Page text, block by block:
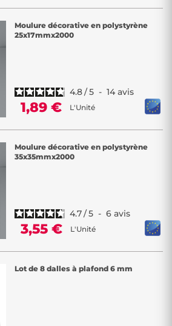
Moulure décorative en polystyrène
25x17mmx2000
4.8/5 - 14 avis
1,89 € L'Unité
Moulure décorative en polystyrène
35x35mmx2000
4.7/5 - 6 avis
3,55 € L'Unité
Lot de 8 dalles à plafond 6 mm